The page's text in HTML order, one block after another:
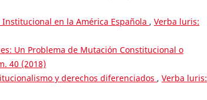
en la América Española , Verba luris:
Un Problema de Mutación Constitucional o
40 (2018)
y derechos diferenciados , Verba luris: